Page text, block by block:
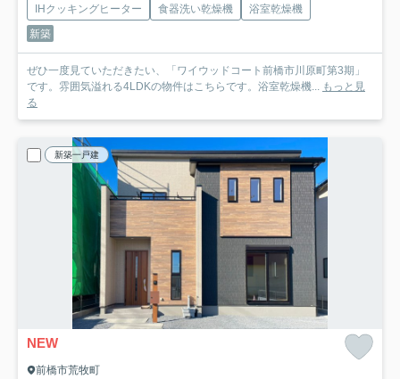
IHクッキングヒーター
食器洗い乾燥機
浴室乾燥機
新築
ぜひ一度見ていただきたい、「ワイウッドコート前橋市川原町第3期」
です。雰囲気溢れる4LDKの物件はこちらです。浴室乾燥機... もっと見
る
新築一戸建
NEW
前橋市荒牧町